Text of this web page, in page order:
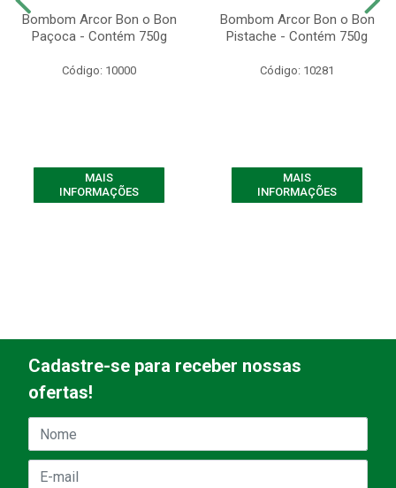
Bombom Arcor Bon o Bon
Paçoca - Contém 750g
Código: 10000
MAIS
INFORMAÇÕES
Bombom Arcor Bon o Bon
Pistache - Contém 750g
Código: 10281
MAIS
INFORMAÇÕES
Cadastre-se para receber nossas
ofertas!